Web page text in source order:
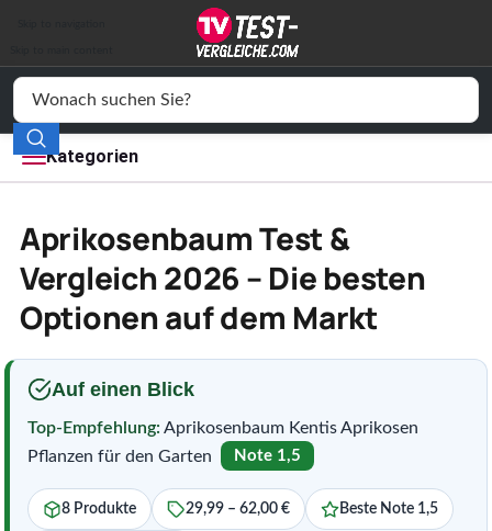
Kategorien
Elektronik
Freizeit
Mode
Wohnen
Service
Aprikosenbaum Test &
Vergleich 2026 – Die besten
Optionen auf dem Markt
Auf einen Blick
Top-Empfehlung: Aprikosenbaum Kentis Aprikosen
Pflanzen für den Garten
Note 1,5
8 Produkte 29,99 – 62,00 € Beste Note 1,5